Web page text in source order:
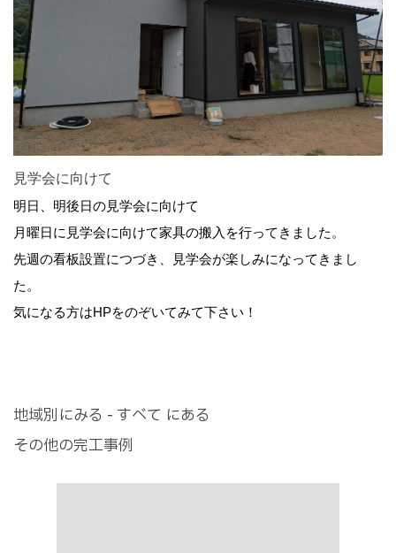
見学会に向けて
明日、明後日の見学会に向けて
月曜日に見学会に向けて家具の搬入を行ってきました。
先週の看板設置につづき、見学会が楽しみになってきまし
た。
気になる方はHPをのぞいてみて下さい！
地域別にみる - すべて にある
その他の完工事例